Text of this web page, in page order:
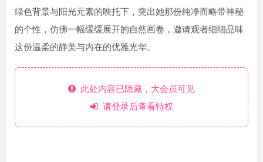
绿色背景与阳光元素的映托下，突出她那份纯净而略带神秘
的个性，仿佛一幅缓缓展开的自然画卷，邀请观者细细品味
这份温柔的静美与内在的优雅光华。
此处内容已隐藏，大会员可见
请登录后查看特权